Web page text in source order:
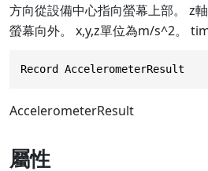
方向從設備中心指向螢幕上部。 z
螢幕向外。 x,y,z單位為m/s^2。
Record AccelerometerResult
AccelerometerResult
屬性